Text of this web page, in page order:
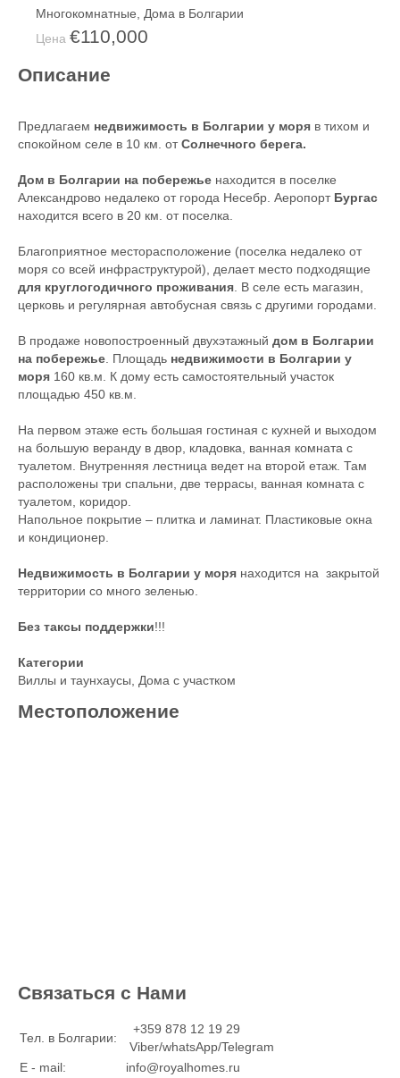
Многокомнатные, Дома в Болгарии
Цена €110,000
Описание
Предлагаем недвижимость в Болгарии у моря в тихом и
спокойном селе в 10 км. отСолнечного берега.
Дом в Болгарии на побережье находится в поселке
Александрово недалеко от города Несебр. Аеропорт Бургас
находится всего в 20 км. от поселка.
Благоприятное месторасположение (поселка недалеко от
моря со всей инфраструктурой), делает место подходящие
для круглогодичного проживания. В селе есть магазин,
церковь и регулярная автобусная связь с другими городами.
В продаже новопостроенный двухэтажный дом в Болгарии
на побережье. Площадь недвижимости в Болгарии у
моря 160 кв.м. К дому есть самостоятельный участок
площадью 450 кв.м.
На первом этаже есть большая гостиная с кухней и выходом
на большую веранду в двор, кладовка, ванная комната с
туалетом. Внутренняя лестница ведет на второй етаж. Там
расположены три спальни, две террасы, ванная комната с
туалетом, коридор.
Напольное покрытие – плитка и ламинат. Пластиковые окна
и кондиционер.
Недвижимость в Болгарии у моря находится на закрытой
территории со много зеленью.
Без таксы поддержки!!!
Категории
Виллы и таунхаусы, Дома с участком
Местоположение
Связаться с Нами
Тел. в Болгарии:
+359 878 12 19 29
Viber/whatsApp/Telegram
E - mail:
info@royalhomes.ru